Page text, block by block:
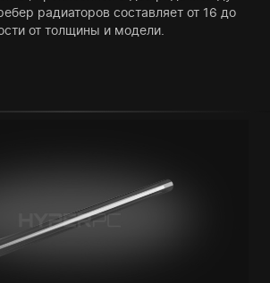
радиаторов составляет от 16 до
от толщины и модели.